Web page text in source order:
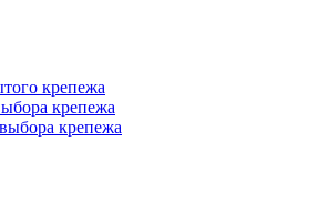
крепежа
крепежа
крепежа